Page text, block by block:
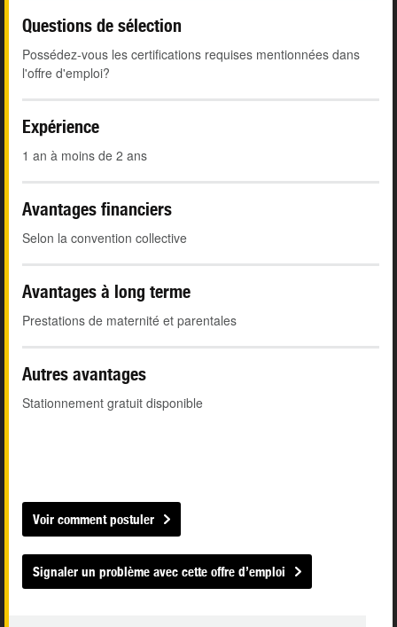
Questions de sélection
Possédez-vous les certifications requises mentionnées dans
l'offre d'emploi?
Expérience
1 an à moins de 2 ans
Avantages financiers
Selon la convention collective
Avantages à long terme
Prestations de maternité et parentales
Autres avantages
Stationnement gratuit disponible
Voir comment postuler
Signaler un problème avec cette offre d’emploi